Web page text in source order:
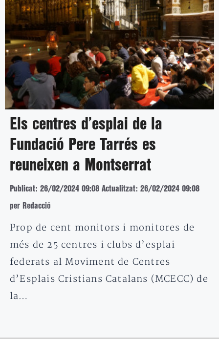
Els centres d’esplai de la
Fundació Pere Tarrés es
reuneixen a Montserrat
Publicat: 26/02/2024 09:08 Actualitzat: 26/02/2024 09:08
per Redacció
Prop de cent monitors i monitores de
més de 25 centres i clubs d’esplai
federats al Moviment de Centres
d’Esplais Cristians Catalans (MCECC) de
la…